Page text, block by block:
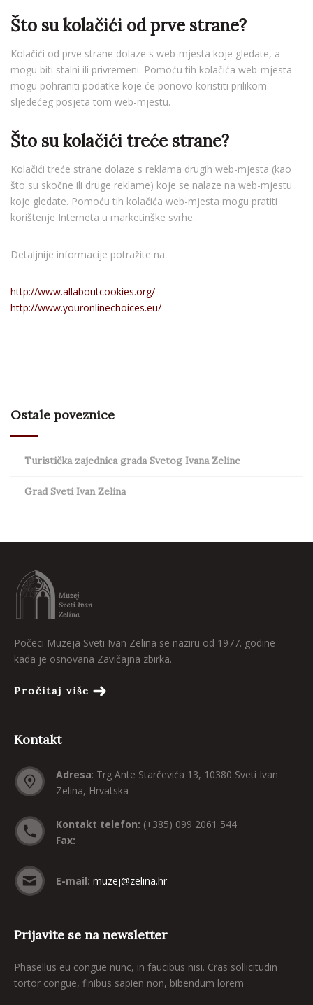
Što su kolačići od prve strane?
Kolačići od prve strane dolaze s web-mjesta koje gledate, a
mogu biti stalni ili privremeni. Pomoću tih kolačića web-mjesta
mogu pohraniti podatke koje će ponovo koristiti prilikom
sljedećeg posjeta tom web-mjestu.
Što su kolačići treće strane?
Kolačići treće strane dolaze s reklama drugih web-mjesta (kao
što su skočne ili druge reklame) koje se nalaze na web-mjestu
koje gledate. Pomoću tih kolačića web-mjesta mogu pratiti
korištenje Interneta u marketinške svrhe.
Detaljnije informacije potražite na:
http://www.allaboutcookies.org/
http://www.youronlinechoices.eu/
Ostale poveznice
Turistička zajednica grada Svetog Ivana Zeline
Grad Sveti Ivan Zelina
Počeci Muzeja Sveti Ivan Zelina se naziru od 1977. godine
kada je osnovana Zavičajna zbirka.
Pročitaj više
Kontakt
Adresa: Trg Ante Starčevića 13, 10380 Sveti Ivan
Zelina, Hrvatska
Kontakt telefon: (+385) 099 2061 544
Fax:
E-mail: muzej@zelina.hr
Prijavite se na newsletter
Phasellus eu congue nunc, in faucibus nisi. Cras sollicitudin
tortor congue, finibus sapien non, bibendum lorem